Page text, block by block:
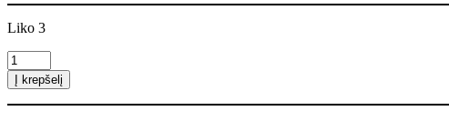
Liko 3
produkto
kiekis:
Valas
Flagman
Į krepšelį